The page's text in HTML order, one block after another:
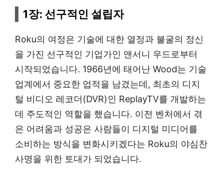
1장: 선구적인 설립자
Roku의 여정은 기술에 대한 열정과 불굴의 정신
을 가진 선구적인 기업가인 앤서니 우드로부터
시작되었습니다. 1966년에 태어난 Wood는 기술
업계에서 중요한 업적을 남겼는데, 최초의 디지
털 비디오 레코더(DVR)인 ReplayTV를 개발하는
데 주도적인 역할을 했습니다. 이전 벤처에서 겪
은 어려움과 성공은 사람들이 디지털 미디어를
소비하는 방식을 변화시키겠다는 Roku의 야심찬
사명을 위한 토대가 되었습니다.